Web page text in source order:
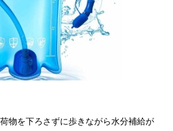
物を下ろさずに歩きながら水分補給が